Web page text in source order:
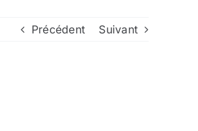
Précédent Suivant